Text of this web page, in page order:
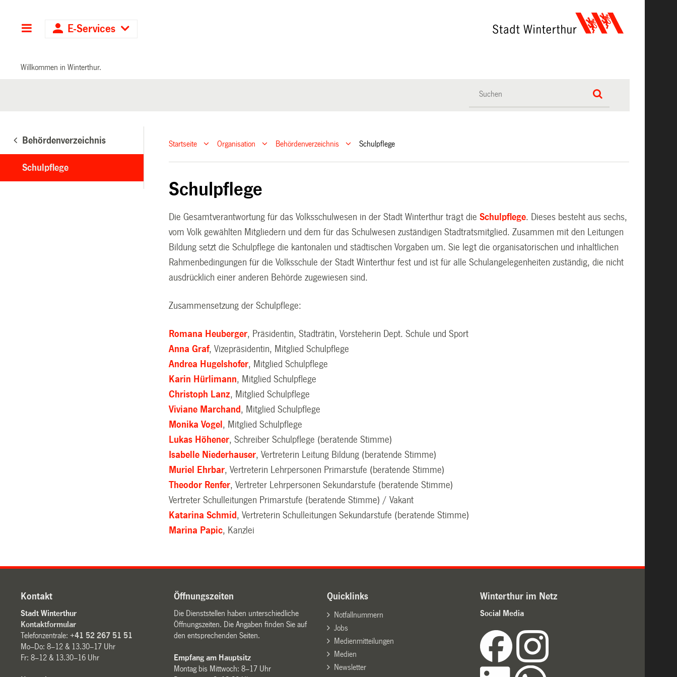
Hauptnavigation
E-Services
Willkommen in Winterthur.
Behördenverzeichnis
Schulpflege
Startseite Organisation Behördenverzeichnis Schulpflege
Schulpflege
Die Gesamtverantwortung für das Volksschulwesen in der Stadt Winterthur trägt dieSchulpflege. Dieses besteht aus sechs,
vom Volk gewählten Mitgliedern und dem für das Schulwesen zuständigen Stadtratsmitglied. Zusammen mit den Leitungen
Bildung setzt die Schulpflege die kantonalen und städtischen Vorgaben um. Sie legt die organisatorischen und inhaltlichen
Rahmenbedingungen für die Volksschule der Stadt Winterthur fest und ist für alle Schulangelegenheiten zuständig, die nicht
ausdrücklich einer anderen Behörde zugewiesen sind.
Zusammensetzung der Schulpflege:
Romana Heuberger, Präsidentin, Stadträtin, Vorsteherin Dept. Schule und Sport
Anna Graf, Vizepräsidentin, Mitglied Schulpflege
Andrea Hugelshofer, Mitglied Schulpflege
Karin Hürlimann, Mitglied Schulpflege
Christoph Lanz, Mitglied Schulpflege
Viviane Marchand , Mitglied Schulpflege
Monika Vogel , Mitglied Schulpflege
Lukas Höhener, Schreiber Schulpflege (beratende Stimme)
Isabelle Niederhauser, Vertreterin Leitung Bildung (beratende Stimme)
Muriel Ehrbar, Vertreterin Lehrpersonen Primarstufe (beratende Stimme)
Theodor Renfer, Vertreter Lehrpersonen Sekundarstufe (beratende Stimme)
Vertreter Schulleitungen Primarstufe (beratende Stimme) / Vakant
Katarina Schmid , Vertreterin Schulleitungen Sekundarstufe (beratende Stimme)
Marina Papic, Kanzlei
Kontakt
Stadt Winterthur
Kontaktformular
Telefonzentrale:+41 52 267 51 51
Mo–Do: 8–12 & 13.30–17 Uhr
Fr: 8–12 & 13.30–16 Uhr
Öffnungszeiten
Die Dienststellen haben unterschiedliche
Öffnungszeiten. Die Angaben finden Sie auf
den entsprechenden Seiten.
Empfang am Hauptsitz
Montag bis Mittwoch: 8–17 Uhr
Quicklinks
Notfallnummern
Jobs
Medienmitteilungen
Medien
Newsletter
Winterthur im Netz
Social Media